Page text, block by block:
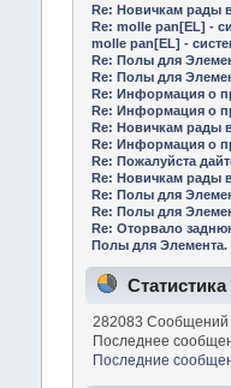
Re: Новичкам рады
Re: molle pan[EL] -
molle pan[EL] -
Re: Полы для
Re: Полы для
Re: Информация о
Re: Информация о
Re: Новичкам рады
Re: Информация о
Re: Пожалуйста
Re: Новичкам рады
Re: Полы для
Re: Полы для
Re: Оторвало
Полы для Элемента.
282083 Сообщений
Последнее
Последние